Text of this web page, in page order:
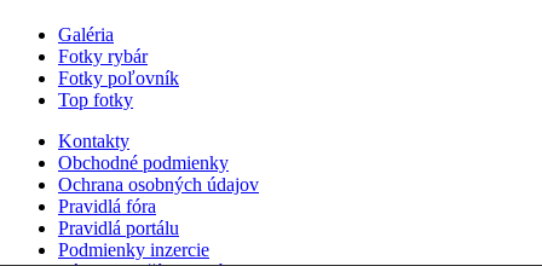
Galéria
Fotky rybár
Fotky poľovník
Top fotky
Kontakty
Obchodné podmienky
Ochrana osobných údajov
Pravidlá fóra
Pravidlá portálu
Podmienky inzercie